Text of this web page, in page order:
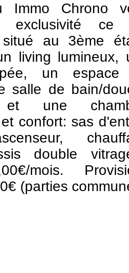
Immo Chrono
exclusivité ce
situé au 3ème
living lumineux,
un
salle de bain/
une
confort: sas
double
mois.
(parties